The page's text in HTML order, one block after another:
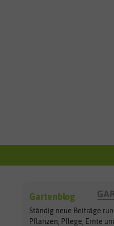
Gartenblog
Ständig neue Beiträge
Pflanzen, Pflege, Ernte